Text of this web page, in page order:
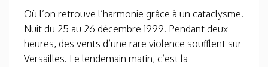
Où l’on retrouve l’harmonie grâce à un cataclysme.
Nuit du 25 au 26 décembre 1999. Pendant deux
heures, des vents d’une rare violence soufflent sur
Versailles. Le lendemain matin, c’est la